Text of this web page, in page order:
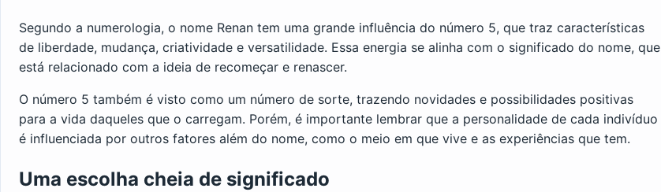
Segundo a numerologia, o nome Renan tem uma grande influência do número 5, que traz características
de liberdade, mudança, criatividade e versatilidade. Essa energia se alinha com o significado do nome, que
está relacionado com a ideia de recomeçar e renascer.
O número 5 também é visto como um número de sorte, trazendo novidades e possibilidades positivas
para a vida daqueles que o carregam. Porém, é importante lembrar que a personalidade de cada indivíduo
é influenciada por outros fatores além do nome, como o meio em que vive e as experiências que tem.
Uma escolha cheia de significado